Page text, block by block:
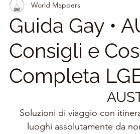
Guida Gay •
Consigli e
Completa
World Mappers
Soluzioni di viaggio con
luoghi assolutamente da